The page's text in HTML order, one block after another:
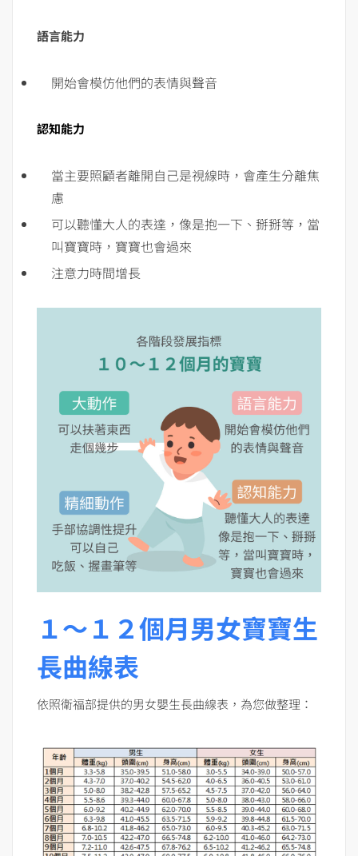
語言能力
開始會模仿他們的表情與聲音
認知能力
當主要照顧者離開自己是視線時，會產生分離焦
慮
可以聽懂大人的表達，像是抱一下、掰掰等，當
叫寶寶時，寶寶也會過來
注意力時間增長
１～１２個月男女寶寶生
長曲線表
依照衛福部提供的男女嬰生長曲線表，為您做整理：